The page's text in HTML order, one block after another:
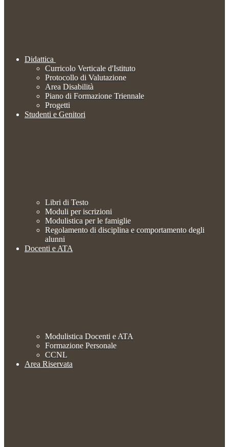
Didattica
Curricolo Verticale d'Istituto
Protocollo di Valutazione
Area Disabilità
Piano di Formazione Triennale
Progetti
Studenti e Genitori
Libri di Testo
Moduli per iscrizioni
Modulistica per le famiglie
Regolamento di disciplina e comportamento degli
alunni
Docenti e ATA
Modulistica Docenti e ATA
Formazione Personale
CCNL
Area Riservata